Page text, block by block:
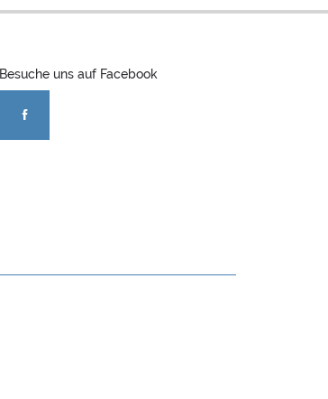
Besuche uns auf Facebook